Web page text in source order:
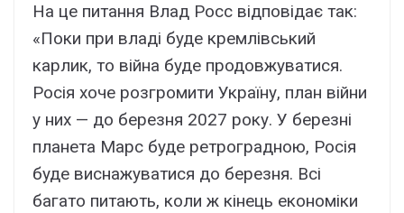
На це питання Влад Росс відповідає так:
«Поки при владі буде кремлівський
карлик, то війна буде продовжуватися.
Росія хоче розгромити Україну, план війни
у них — до березня 2027 року. У березні
планета Марс буде ретроградною, Росія
буде виснажуватися до березня. Всі
багато питають, коли ж кінець економіки